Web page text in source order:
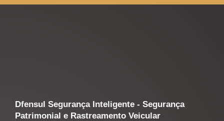
Dfensul Segurança Inteligente - Segurança
Patrimonial e Rastreamento Veicular